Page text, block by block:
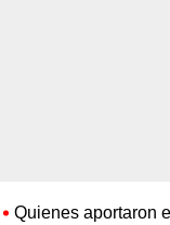
Quienes aportaron